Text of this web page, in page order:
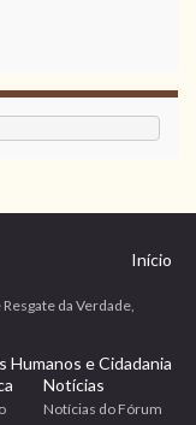
Início
da Verdade,
Humanos e Cidadania
Notícias
Notícias do Fórum